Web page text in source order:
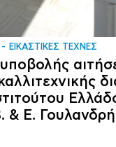
ΕΙΚΑΣΤΙΚΕΣ ΤΕΧΝΕΣ
& Ε.